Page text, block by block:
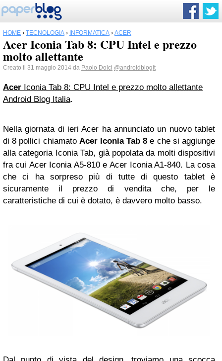
HOME › TECNOLOGIA › INFORMATICA › ACER
Acer Iconia Tab 8: CPU Intel e prezzo
molto allettante
Creato il 31 maggio 2014 da Paolo Dolci @androidblogit
Acer Iconia Tab 8: CPU Intel e prezzo molto allettante
Android Blog Italia.
Nella giornata di ieri Acer ha annunciato un nuovo tablet
di 8 pollici chiamato Acer Iconia Tab 8 e che si aggiunge
alla categoria Iconia Tab, già popolata da molti dispositivi
fra cui Acer Iconia A5-810 e Acer Iconia A1-840. La cosa
che ci ha sorpreso più di tutte di questo tablet è
sicuramente il prezzo di vendita che, per le
caratteristiche di cui è dotato, è davvero molto basso.